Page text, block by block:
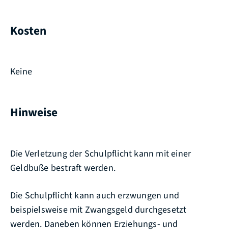
Kosten
Keine
Hinweise
Die Verletzung der Schulpflicht kann mit einer
Geldbuße bestraft werden.
Die Schulpflicht kann auch erzwungen und
beispielsweise mit Zwangsgeld durchgesetzt
werden. Daneben können Erziehungs- und